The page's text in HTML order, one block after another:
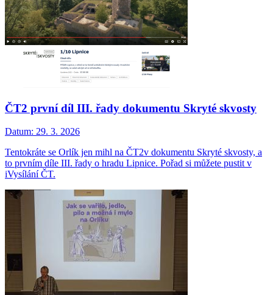
ČT2 první díl III. řady dokumentu Skryté skvosty
Datum: 29. 3. 2026
Tentokráte se Orlík jen mihl na ČT2v dokumentu Skryté skvosty, a
to prvním díle III. řady o hradu Lipnice. Pořad si můžete pustit v
iVysílání ČT.